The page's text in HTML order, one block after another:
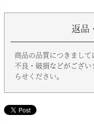
返品
商品の品質につきまし
不良・破損などがござ
らせください。